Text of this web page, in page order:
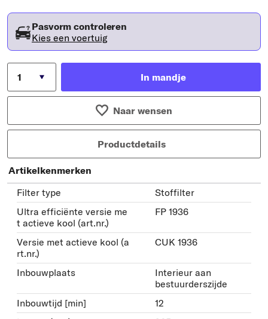
Pasvorm controleren
Kies een voertuig
In mandje
Naar wensen
Productdetails
Artikelkenmerken
Filter type
Stoffilter
Ultra efficiënte versie me
t actieve kool (art.nr.)
FP 1936
Versie met actieve kool (a
rt.nr.)
CUK 1936
Inbouwplaats
Interieur aan
bestuurderszijde
Inbouwtijd [min]
12